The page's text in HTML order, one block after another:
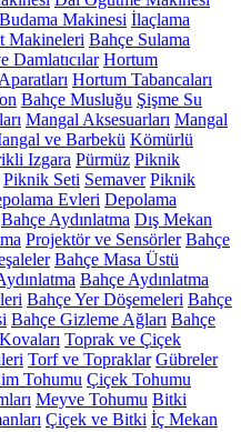
Makinesi İlaçlama
Makineleri Bahçe Sulama
Damlatıcılar Hortum
Hortum Tabancaları
Bahçe Musluğu Şişme Su
Mangal Aksesuarları Mangal
ve Barbekü Kömürlü
Izgara Pürmüz Piknik
Piknik Seti Semaver Piknik
Evleri Depolama
Bahçe Aydınlatma Dış Mekan
Projektör ve Sensörler Bahçe
Bahçe Masa Üstü
Bahçe Aydınlatma
Bahçe Yer Döşemeleri Bahçe
Bahçe Gizleme Ağları Bahçe
Toprak ve Çiçek
Torf ve Topraklar Gübreler
Tohumu Çiçek Tohumu
Meyve Tohumu Bitki
Çiçek ve Bitki İç Mekan